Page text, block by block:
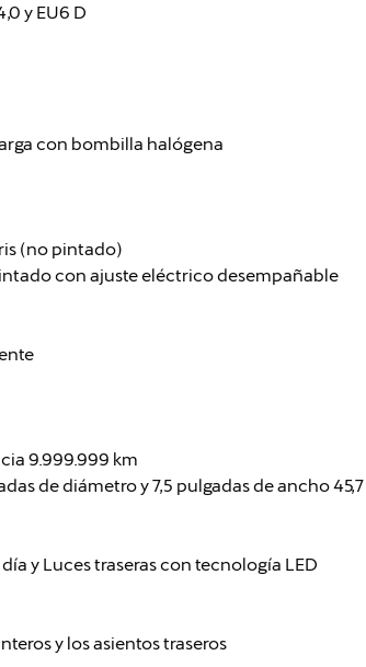
y EU6 D
con bombilla halógena
(no pintado)
con ajuste eléctrico desempañable
9.999.999 km
de diámetro y 7,5 pulgadas de ancho 45,7
y Luces traseras con tecnología LED
y los asientos traseros